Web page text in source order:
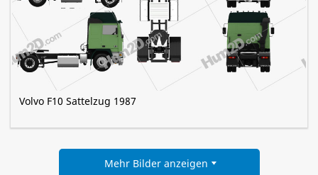
Volvo F10 Sattelzug 1987
Mehr Bilder anzeigen